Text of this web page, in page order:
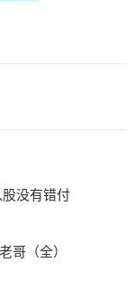
没有错付
哥（全）